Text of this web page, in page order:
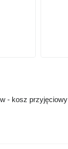
- kosz przyjęciowy